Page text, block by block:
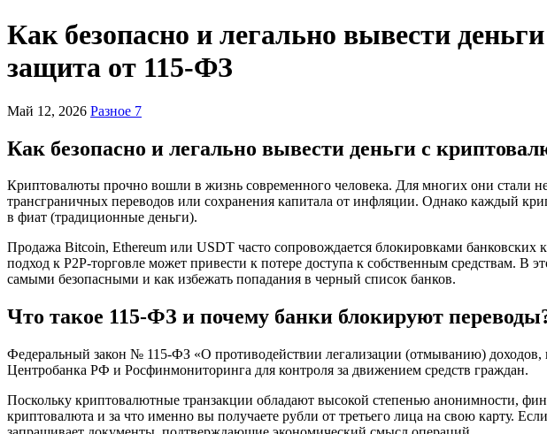
Как безопасно и легально вывести
защита от 115-ФЗ
Май 12, 2026 Разное 7
Как безопасно и легально вывести деньги с
Криптовалюты прочно вошли в жизнь современного человека. Для многих они стали
трансграничных переводов или сохранения капитала от инфляции. Однако каждый
в фиат (традиционные деньги).
Продажа Bitcoin, Ethereum или USDT часто сопровождается блокировками банковских
подход к P2P-торговле может привести к потере доступа к собственным средствам. В
самыми безопасными и как избежать попадания в черный список банков.
Что такое 115-ФЗ и почему банки блокируют
Федеральный закон № 115-ФЗ «О противодействии легализации (отмыванию)
Центробанка РФ и Росфинмониторинга для контроля за движением средств граждан.
Поскольку криптовалютные транзакции обладают высокой степенью анонимности,
криптовалюта и за что именно вы получаете рубли от третьего лица на свою карту.